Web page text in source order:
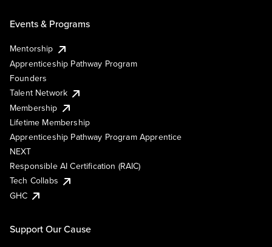
Events & Programs
Mentorship
Apprenticeship Pathway Program
Founders
Talent Network
Membership
Lifetime Membership
Apprenticeship Pathway Program Apprentice
NEXT
Responsible AI Certification (RAIC)
Tech Collabs
GHC
Support Our Cause